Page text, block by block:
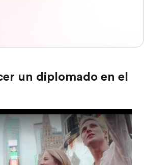
un diplomado en el